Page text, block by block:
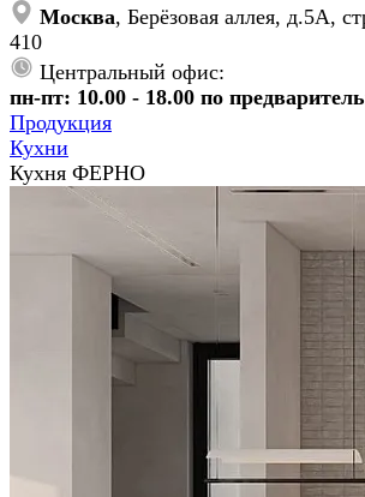
Москва, Берёзовая аллея, д.5А,
410
Центральный офис:
пн-пт: 10.00 - 18.00 по
Продукция
Кухни
Кухня ФЕРНО